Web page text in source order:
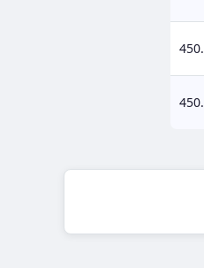
450.
450.